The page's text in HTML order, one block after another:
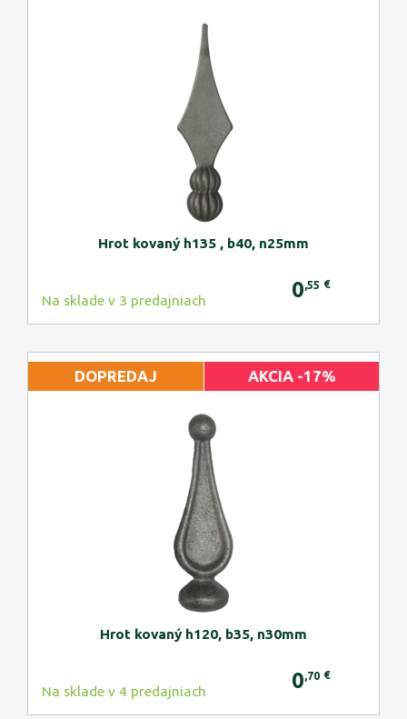
Hrot kovaný h135 , b40, n25mm
Na sklade v 3 predajniach 0 ,55 €
DOPREDAJ AKCIA -17%
Hrot kovaný h120, b35, n30mm
Na sklade v 4 predajniach 0 ,70 €